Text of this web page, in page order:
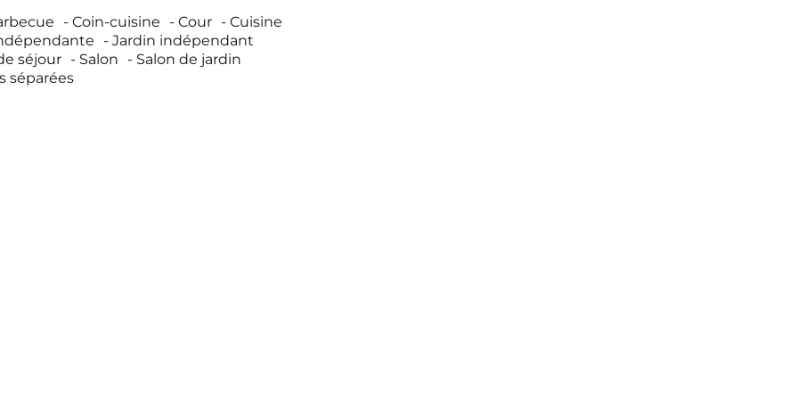
Coin-cuisine Cour
Cuisine
Jardin indépendant
séjour Salon
Salon de jardin
séparées